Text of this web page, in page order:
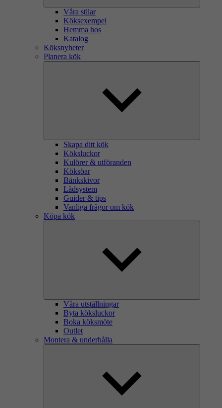
Våra stilar
Köksexempel
Hemma hos
Katalog
Köksnyheter
Planera kök
Skapa ditt kök
Köksluckor
Kulörer & utföranden
Köksöar
Bänkskivor
Lådsystem
Guider & tips
Vanliga frågor om kök
Köpa kök
Våra utställningar
Byta köksluckor
Boka köksmöte
Outlet
Montera & underhålla